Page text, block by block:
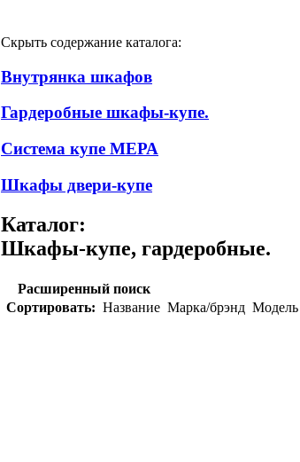
Скрыть содержание каталога:
Внутрянка шкафов
Гардеробные шкафы-купе.
Система купе МЕРА
Шкафы двери-купе
Каталог:
Шкафы-купе, гардеробные.
Расширенный поиск
Сортировать: Название Марка/брэнд Модель